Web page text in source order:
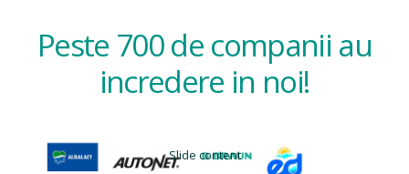
Peste 700 de companii au
incredere in noi!
Slide content